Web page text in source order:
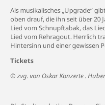
Als musikalisches „Upgrade“
oben drauf, die ihn seit über 20
Lied vom Schnupftabak, das
Lied vom Rehragout. Herrlich
Hintersinn und einer gewissen
Tickets
© zvg. von Oskar Konzerte .